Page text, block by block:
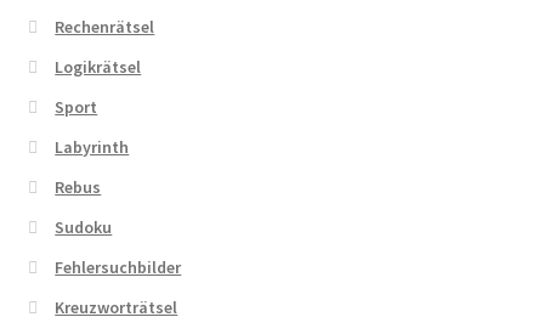
Rechenrätsel
Logikrätsel
Sport
Labyrinth
Rebus
Sudoku
Fehlersuchbilder
Kreuzworträtsel